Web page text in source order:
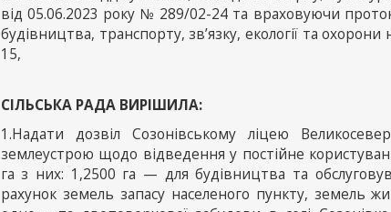
від 05.06.2023 року № 289/02-24 та враховуючи
будівництва, транспорту, зв’язку, екології та
15,
СІЛЬСЬКА РАДА ВИРІШИЛА:
1.Надати дозвіл Созонівському ліцею
землеустрою щодо відведення у постійне
га з них: 1,2500 га — для будівництва та
рахунок земель запасу населеного пункту, земель